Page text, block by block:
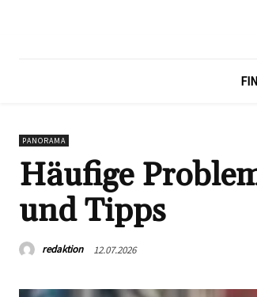
PANORAMA
Häufige
und Tipps
redaktion 12.07.2026